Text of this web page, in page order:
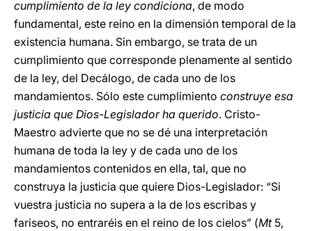
cumplimiento de la ley condiciona, de modo
fundamental, este reino en la dimensión temporal de la
existencia humana. Sin embargo, se trata de un
cumplimiento que corresponde plenamente al sentido
de la ley, del Decálogo, de cada uno de los
mandamientos. Sólo este cumplimiento construye esa
justicia que Dios-Legislador ha querido. Cristo-
Maestro advierte que no se dé una interpretación
humana de toda la ley y de cada uno de los
mandamientos contenidos en ella, tal, que no
construya la justicia que quiere Dios-Legislador: “Si
vuestra justicia no supera a la de los escribas y
fariseos, no entraréis en el reino de los cielos” (Mt5,